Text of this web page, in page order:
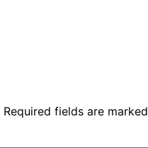
Required fields are marked